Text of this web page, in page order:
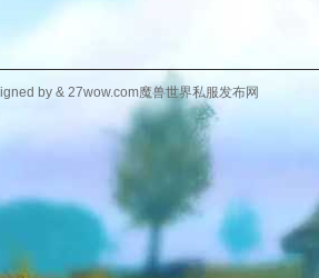
by & 27wow.com魔兽世界私服发布网